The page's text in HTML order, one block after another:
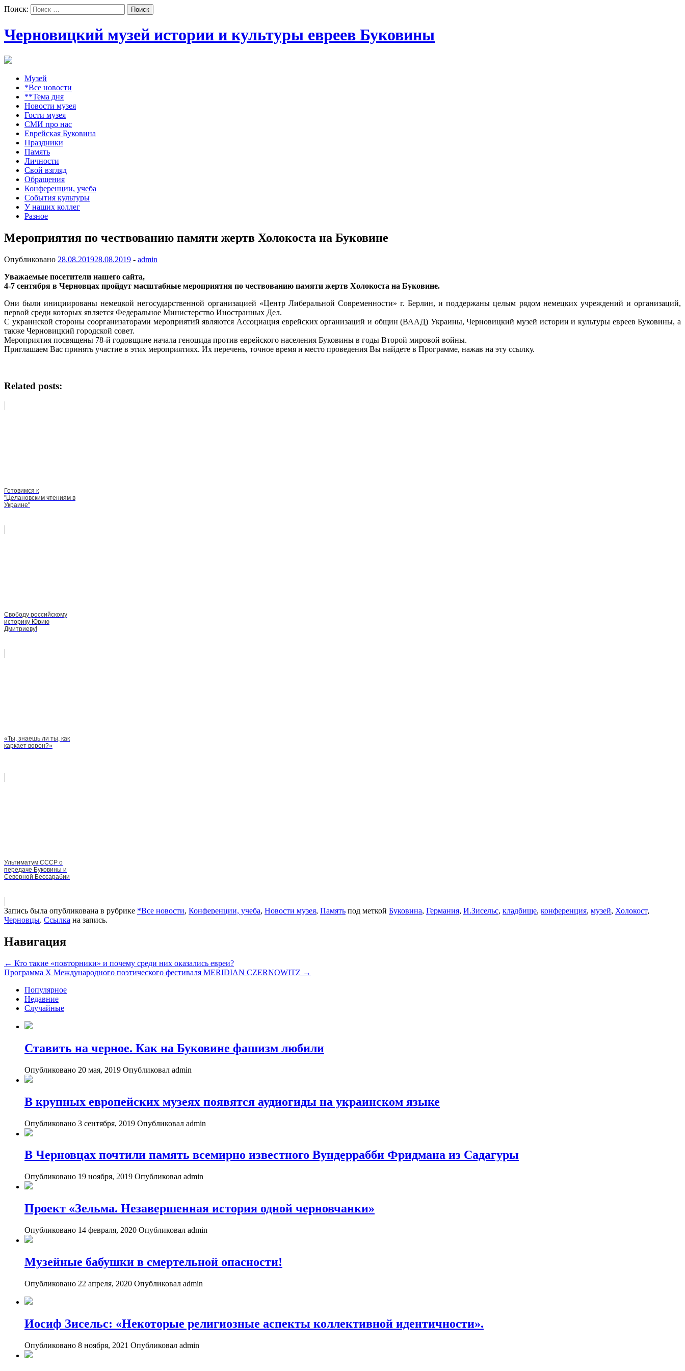
Поиск:
Черновицкий музей истории и культуры евреев Буковины
Музей
*Все новости
**Тема дня
Новости музея
Гости музея
СМИ про нас
Еврейская Буковина
Праздники
Память
Личности
Свой взгляд
Обращения
Конференции, учеба
События культуры
У наших коллег
Разное
Мероприятия по чествованию памяти жертв Холокоста на Буковине
Опубликовано 28.08.201928.08.2019 - admin
Уважаемые посетители нашего сайта,
4-7 сентября в Черновцах пройдут масштабные мероприятия по чествованию памяти жертв Холокоста на Буковине.
Они были инициированы немецкой негосударственной организацией «Центр Либеральной Современности» г. Берлин, и поддержаны целым рядом немецких учреждений и организаций,
первой среди которых является Федеральное Министерство Иностранных Дел.
С украинской стороны соорганизаторами мероприятий являются Ассоциация еврейских организаций и общин (ВААД) Украины, Черновицкий музей истории и культуры евреев Буковины, а
также Черновицкий городской совет.
Мероприятия посвящены 78-й годовщине начала геноцида против еврейского населения Буковины в годы Второй мировой войны.
Приглашаем Вас принять участие в этих мероприятиях. Их перечень, точное время и место проведения Вы найдете в Программе, нажав на эту ссылку.
Related posts:
Готовимся к
"Целановским чтениям в
Украине"
Свободу российскому
историку Юрию
Дмитриеву!
«Ты, знаешь ли ты, как
каркает ворон?»
Ультиматум СССР о
передаче Буковины и
Северной Бессарабии
Запись была опубликована в рубрике *Все новости, Конференции, учеба, Новости музея, Память под меткой Буковина, Германия, И.Зисельс, кладбище, конференция, музей, Холокост,
Черновцы. Ссылка на запись.
Навигация
← Кто такие «повторники» и почему среди них оказались евреи?
Программа Х Международного поэтического фестиваля MERIDIAN CZERNOWITZ →
Популярное
Недавние
Случайные
Ставить на черное. Как на Буковине фашизм любили
Опубликовано 20 мая, 2019 Опубликовал admin
В крупных европейских музеях появятся аудиогиды на украинском языке
Опубликовано 3 сентября, 2019 Опубликовал admin
В Черновцах почтили память всемирно известного Вундеррабби Фридмана из Садагуры
Опубликовано 19 ноября, 2019 Опубликовал admin
Проект «Зельма. Незавершенная история одной черновчанки»
Опубликовано 14 февраля, 2020 Опубликовал admin
Музейные бабушки в смертельной опасности!
Опубликовано 22 апреля, 2020 Опубликовал admin
Иосиф Зисельс: «Некоторые религиозные аспекты коллективной идентичности».
Опубликовано 8 ноября, 2021 Опубликовал admin